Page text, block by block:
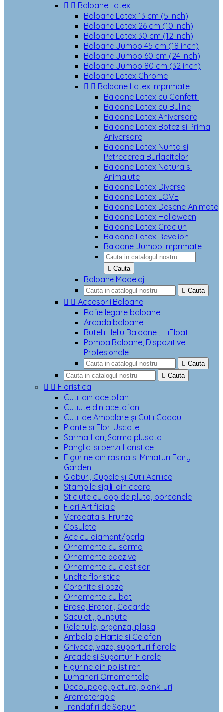
  Baloane Latex
Baloane Latex 13 cm (5 inch)
Baloane Latex 26 cm (10 inch)
Baloane Latex 30 cm (12 inch)
Baloane Jumbo 45 cm (18 inch)
Baloane Jumbo 60 cm (24 inch)
Baloane Jumbo 80 cm (32 inch)
Baloane Latex Chrome
  Baloane Latex imprimate
Baloane Latex cu Confetti
Baloane Latex cu Buline
Baloane Latex Aniversare
Baloane Latex Botez si Prima
Aniversare
Baloane Latex Nunta si
Petrecerea Burlacitelor
Baloane Latex Natura si
Animalute
Baloane Latex Diverse
Baloane Latex LOVE
Baloane Latex Desene Animate
Baloane Latex Halloween
Baloane Latex Craciun
Baloane Latex Revelion
Baloane Jumbo Imprimate
 Cauta
Baloane Modelaj
 Cauta
  Accesorii Baloane
Rafie legare baloane
Arcada baloane
Butelii Heliu Baloane , HiFloat
Pompa Baloane, Dispozitive
Profesionale
 Cauta
 Cauta
  Floristica
Cutii din acetofan
Cutiute din acetofan
Cutii de Ambalare și Cutii Cadou
Plante si Flori Uscate
Sarma flori, Sarma plusata
Panglici si benzi floristice
Figurine din rasina si Miniaturi Fairy
Garden
Globuri, Cupole și Cutii Acrilice
Stampile sigilii din ceara
Sticlute cu dop de pluta, borcanele
Flori Artificiale
Verdeata si Frunze
Cosulete
Ace cu diamant/perla
Ornamente cu sarma
Ornamente adezive
Ornamente cu clestisor
Unelte floristice
Coronite si baze
Ornamente cu bat
Brose, Bratari, Cocarde
Saculeti, pungute
Role tulle, organza, plasa
Ambalaje Hartie si Celofan
Ghivece, vaze, suporturi florale
Arcade si Suporturi Florale
Figurine din polistiren
Lumanari Ornamentale
Decoupage, pictura, blank-uri
Aromaterapie
Trandafiri de Sapun